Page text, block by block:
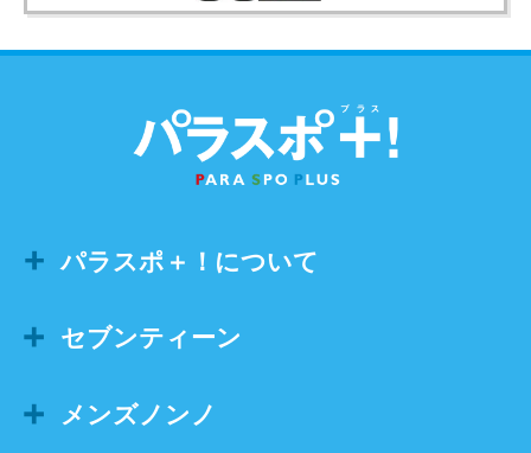
パラスポ＋！について
セブンティーン
メンズノンノ